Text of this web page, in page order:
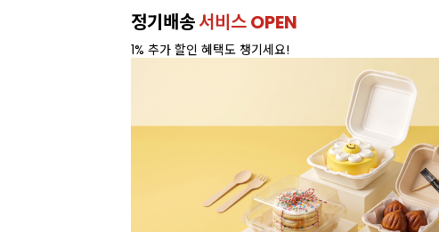
정기배송서비스 OPEN
1% 추가 할인 혜택도 챙기세요!